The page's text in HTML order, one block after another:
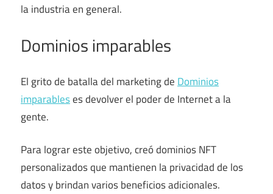
la industria en general.
Dominios imparables
El grito de batalla del marketing de Dominios
imparableses devolver el poder de Internet a la
gente.
Para lograr este objetivo, creó dominios NFT
personalizados que mantienen la privacidad de los
datos y brindan varios beneficios adicionales.